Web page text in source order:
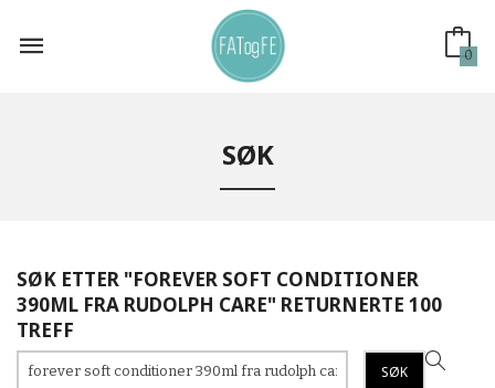
innholdet
0
SØK
SØK ETTER "FOREVER SOFT CONDITIONER
390ML FRA RUDOLPH CARE" RETURNERTE 100
TREFF